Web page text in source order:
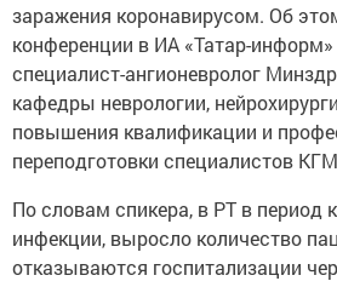
заражения коронавирусом. Об
конференции в ИА «Татар-
специалист-ангионевролог
кафедры неврологии,
повышения квалификации и
переподготовки специалистов
По словам спикера, в РТ в период
инфекции, выросло количество
отказываются госпитализации